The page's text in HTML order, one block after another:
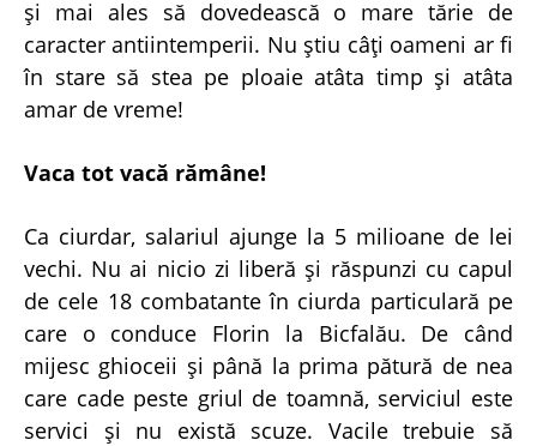
şi mai ales să dovedească o mare tărie de
caracter antiintemperii. Nu ştiu câţi oameni ar fi
în stare să stea pe ploaie atâta timp şi atâta
amar de vreme!
Vaca tot vacă rămâne!
Ca ciurdar, salariul ajunge la 5 milioane de lei
vechi. Nu ai nicio zi liberă şi răspunzi cu capul
de cele 18 combatante în ciurda particulară pe
care o conduce Florin la Bicfalău. De când
mijesc ghioceii şi până la prima pătură de nea
care cade peste griul de toamnă, serviciul este
servici şi nu există scuze. Vacile trebuie să